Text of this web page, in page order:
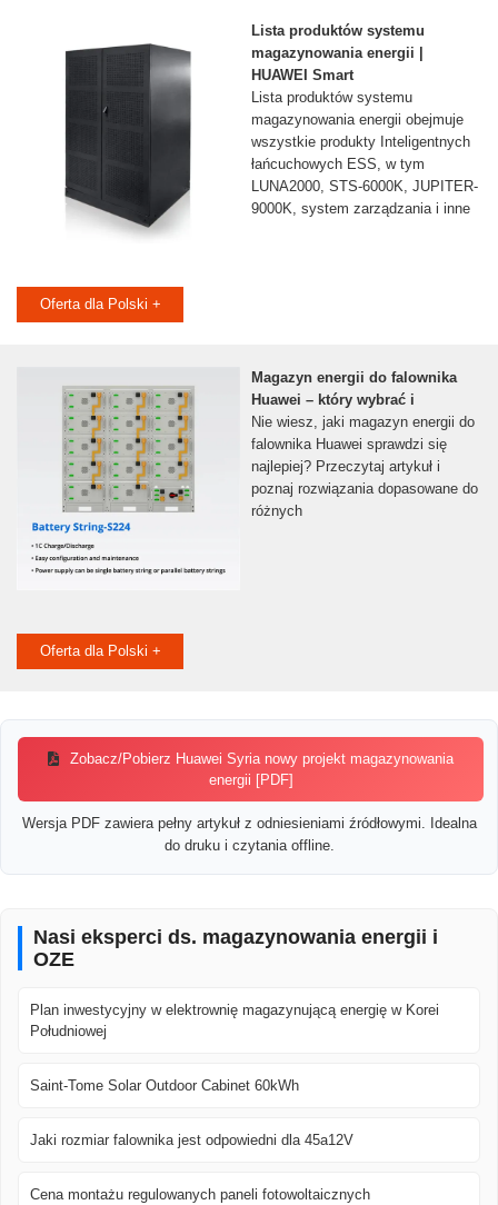
Lista produktów systemu
magazynowania energii |
HUAWEI Smart
Lista produktów systemu
magazynowania energii obejmuje
wszystkie produkty Inteligentnych
łańcuchowych ESS, w tym
LUNA2000, STS-6000K, JUPITER-
9000K, system zarządzania i inne
Oferta dla Polski +
Magazyn energii do falownika
Huawei – który wybrać i
Nie wiesz, jaki magazyn energii do
falownika Huawei sprawdzi się
najlepiej? Przeczytaj artykuł i
poznaj rozwiązania dopasowane do
różnych
Oferta dla Polski +
Zobacz/Pobierz Huawei Syria nowy projekt magazynowania
energii [PDF]
Wersja PDF zawiera pełny artykuł z odniesieniami źródłowymi. Idealna
do druku i czytania offline.
Nasi eksperci ds. magazynowania energii i
OZE
Plan inwestycyjny w elektrownię magazynującą energię w Korei
Południowej
Saint-Tome Solar Outdoor Cabinet 60kWh
Jaki rozmiar falownika jest odpowiedni dla 45a12V
Cena montażu regulowanych paneli fotowoltaicznych